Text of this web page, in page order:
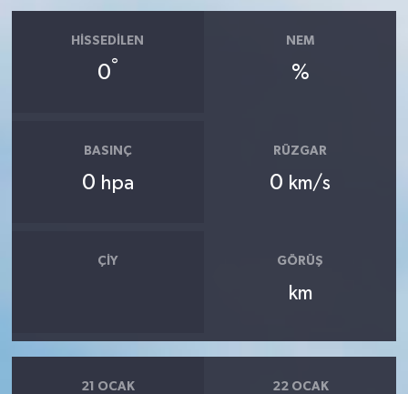
HISSEDILEN
0°
NEM
%
BASINÇ
0 hpa
RÜZGAR
0 km/s
ÇIY GÖRÜŞ
km
21 OCAK 22 OCAK